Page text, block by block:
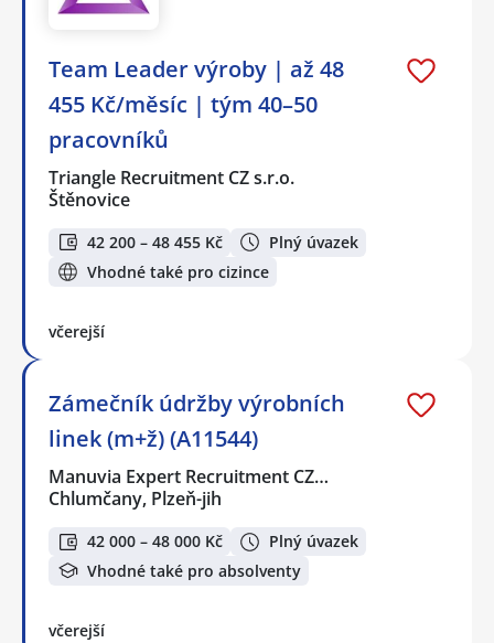
Team Leader výroby | až 48
455 Kč/měsíc | tým 40–50
pracovníků
Triangle Recruitment CZ s.r.o.
Štěnovice
42 200 – 48 455 Kč
Plný úvazek
Vhodné také pro cizince
včerejší
Zámečník údržby výrobních
linek (m+ž) (A11544)
Manuvia Expert Recruitment CZ…
Chlumčany, Plzeň-jih
42 000 – 48 000 Kč
Plný úvazek
Vhodné také pro absolventy
včerejší